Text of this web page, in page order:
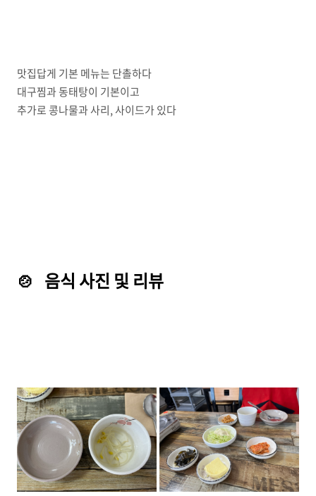
맛집답게 기본 메뉴는 단촐하다
대구찜과 동태탕이 기본이고
추가로 콩나물과 사리, 사이드가 있다
🍲 음식 사진 및 리뷰